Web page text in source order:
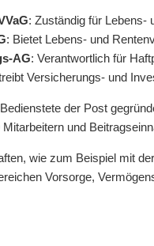
: Zuständig für Lebens-
: Bietet Lebens- und
AG: Verantwortlich für
Versicherungs- und
der Post
und
wie zum Beispiel mit
Vorsorge,